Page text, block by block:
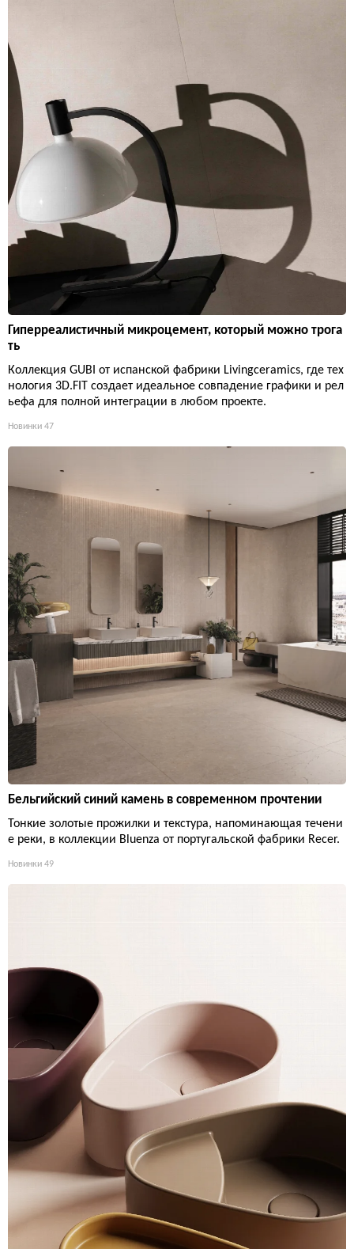
Гиперреалистичный микроцемент, который можно трога
ть
Коллекция GUBI от испанской фабрики Livingceramics, где тех
нология 3D.FIT создает идеальное совпадение графики и рел
ьефа для полной интеграции в любом проекте.
Новинки 47
Бельгийский синий камень в современном прочтении
Тонкие золотые прожилки и текстура, напоминающая течени
е реки, в коллекции Bluenza от португальской фабрики Recer.
Новинки 49